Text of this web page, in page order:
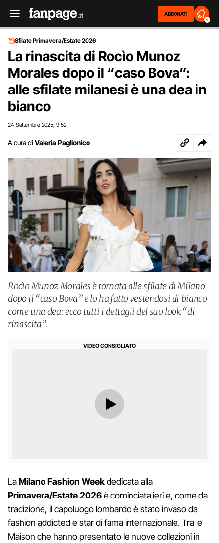
ABBONATI
2
Sfilate Primavera/Estate 2026
La rinascita di Rocìo Munoz
Morales dopo il “caso Bova”:
alle sfilate milanesi è una dea in
bianco
24 Settembre 2025 9:52
A cura di Valeria Paglionico
Rocìo Munoz Morales è tornata alle sfilate di Milano
dopo il “caso Bova” e lo ha fatto vestendosi di bianco
come una dea: ecco tutti i dettagli del suo look “di
rinascita”.
VIDEO CONSIGLIATO
LaMilano Fashion Weekdedicata alla
Primavera/Estate 2026è cominciata ieri e, come da
tradizione, il capoluogo lombardo è stato invaso da
fashion addicted e star di fama internazionale. Tra le
Maison che hanno presentato le nuove collezioni in